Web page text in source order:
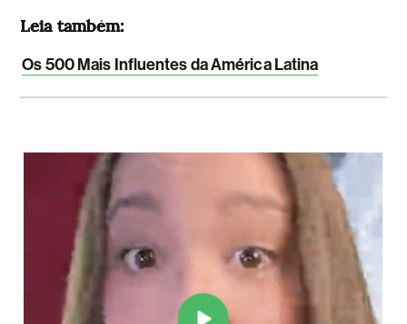
Leia também:
Os 500 Mais Influentes da América Latina